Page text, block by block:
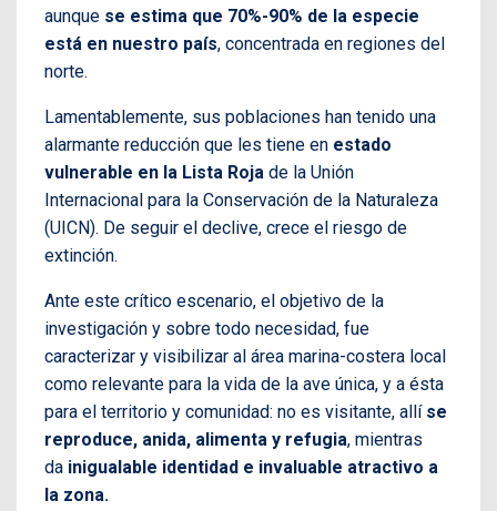
aunque se estima que 70%-90% de la especie
está en nuestro país, concentrada en regiones del
norte.
Lamentablemente, sus poblaciones han tenido una
alarmante reducción que les tiene en estado
vulnerable en la Lista Roja de la Unión
Internacional para la Conservación de la Naturaleza
(UICN). De seguir el declive, crece el riesgo de
extinción.
Ante este crítico escenario, el objetivo de la
investigación y sobre todo necesidad, fue
caracterizar y visibilizar al área marina-costera local
como relevante para la vida de la ave única, y a ésta
para el territorio y comunidad: no es visitante, allí se
reproduce, anida, alimenta y refugia, mientras
da inigualable identidad e invaluable atractivo a
la zona.